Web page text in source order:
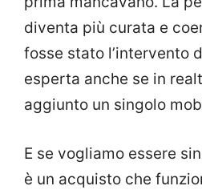
diventa più curata e
fosse stato l’intervento
esperta anche se in
aggiunto un singolo
E se vogliamo essere
è un acquisto che